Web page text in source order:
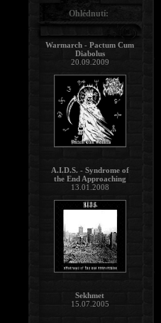
Ohlédnutí:
Warmarch - Pactum Cum
Diabolus
20.09.2009
A.I.D.S. - Syndrome of
the End Approaching
13.01.2008
Sekhmet
15.07.2005